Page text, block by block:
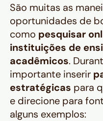
São muitas as
oportunidades de
como pesquisar
instituições de
acadêmicos.
importante inserir
estratégicas para
e direcione para
alguns exemplos: